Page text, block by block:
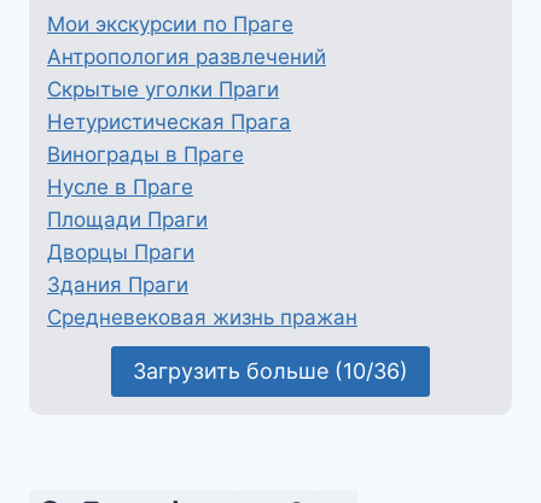
Мои экскурсии по Праге
Антропология развлечений
Скрытые уголки Праги
Нетуристическая Прага
Винограды в Праге
Нусле в Праге
Площади Праги
Дворцы Праги
Здания Праги
Средневековая жизнь пражан
Загрузить больше (10/36)